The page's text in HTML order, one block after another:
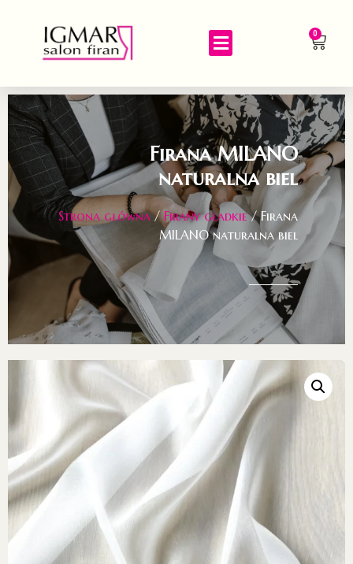
0
Firana MILANO
naturalna biel
Strona główna/Firany gładkie/ Firana
MILANO naturalna biel